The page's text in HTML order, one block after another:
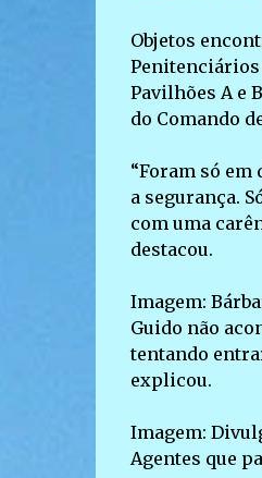
Objetos
Penitenciários
Pavilhões A e
do Comando
“Foram só em
a segurança.
com uma
destacou.
Imagem:
Guido não
tentando
explicou.
Imagem:
Agentes que